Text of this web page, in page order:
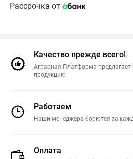
Рассрочка от
Качество прежде всего!
Аграрная Платформа
продукцию
Работаем
Наши менеджера борются за
Оплата